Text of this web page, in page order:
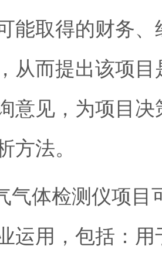
能取得的财务
从而提出该项
意见，为项目
方法。
气体检测仪项
运用，包括：